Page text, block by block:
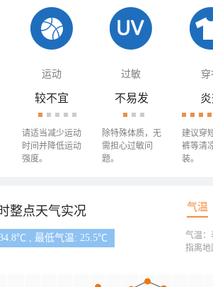
运动 过敏 穿
较不宜
请适当减少运动
时间并降低运动
强度。
不易发
除特殊体质，无
需担心过敏问
题。
建议穿
裤等清
装。
整点天气实况 气温
, 最低气温: 25.5℃
气温：
指离地